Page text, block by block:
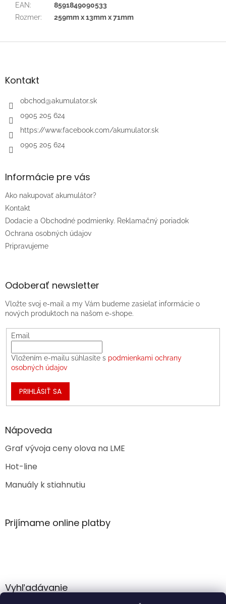
EAN:
8591849090533
Rozmer: 259mm x 13mm x 71mm
Z
äKontakt
obchod@akumulator.sk
0905 205 624
https://www.facebook.com/akumulator.sk
0905 205 624
Informácie pre vás
Ako nakupovať akumulátor?
Kontakt
Dodacie a Obchodné podmienky. Reklamačný poriadok
Ochrana osobných údajov
Pripravujeme
Odoberať newsletter
Vložte svoj e-mail a my Vám budeme zasielať informácie o
nových produktoch na našom e-shope.
Email
Vložením e-mailu súhlasíte s podmienkami ochrany
osobných údajov
PRIHLÁSIŤ SA
Nápoveda
Graf vývoja ceny olova na LME
Hot-line
Manuály k stiahnutiu
Prijímame online platby
Vyhľadávanie